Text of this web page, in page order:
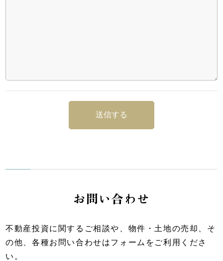
お問い合わせ
不動産投資に関するご相談や、物件・土地の売却、そ
の他、各種お問い合わせはフォームをご利用くださ
い。